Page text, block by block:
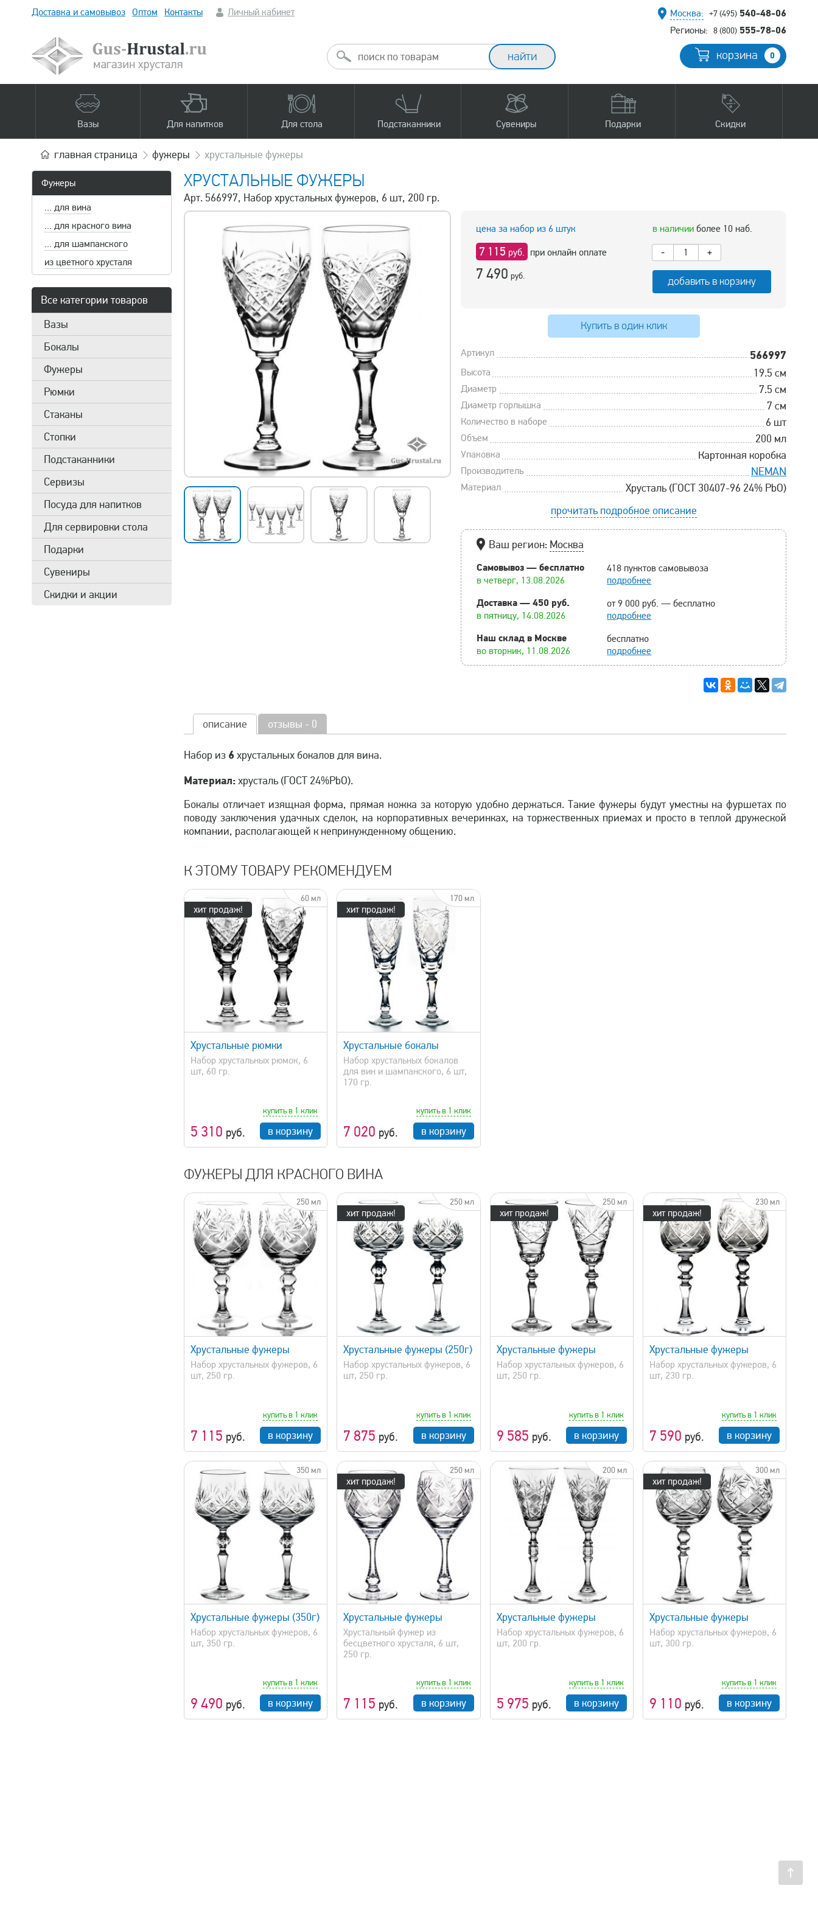
Доставка и самовывоз Оптом Контакты Личный кабинет Москва: +7 (495) 540-48-06
Регионы: 8 (800) 555-78-06
корзина 0
Вазы Для напитков Для стола Подстаканники Сувениры Подарки Скидки
главная страница фужеры хрустальные фужеры
Фужеры
... для вина
... для красного вина
... для шампанского
из цветного хрусталя
Все категории товаров
Вазы
Бокалы
Фужеры
Рюмки
Стаканы
Стопки
Подстаканники
Сервизы
Посуда для напитков
Для сервировки стола
Подарки
Сувениры
Скидки и акции
ХРУСТАЛЬНЫЕ ФУЖЕРЫ
Арт. 566997, Набор хрустальных фужеров, 6 шт, 200 гр.
цена за набор из 6 штук
7 115 руб. при онлайн оплате
7 490 руб.
в наличииболее 10 наб.
-
+
добавить в корзину
Купить в один клик
Артикул 566997
Высота 19.5 см
Диаметр 7.5 см
Диаметр горлышка 7 см
Количество в наборе 6 шт
Объем 200 мл
Упаковка Картонная коробка
Производитель NEMAN
Материал
Хрусталь (ГОСТ 30407-96 24% PbO)
прочитать подробное описание
Ваш регион: Москва
Самовывоз — бесплатно
в четверг, 13.08.2026
418 пунктов самовывоза
подробнее
Доставка — 450 руб.
в пятницу, 14.08.2026
от 9 000 руб. — бесплатно
подробнее
Наш склад в Москве
во вторник, 11.08.2026
бесплатно
подробнее
описание отзывы - 0
Набор из 6 хрустальных бокалов для вина.
Материал:хрусталь (ГОСТ 24%PbO).
Бокалы отличает изящная форма, прямая ножка за которую удобно держаться. Такие фужеры будут уместны на фуршетах по
поводу заключения удачных сделок, на корпоративных вечеринках, на торжественных приемах и просто в теплой дружеской
компании, располагающей к непринужденному общению.
К ЭТОМУ ТОВАРУ РЕКОМЕНДУЕМ
хит продаж!
60 мл
Хрустальные рюмки
Набор хрустальных рюмок, 6
шт, 60 гр.
5 310 руб.
купить в 1 клик
в корзину
хит продаж!
170 мл
быстрый просмотр
Хрустальные бокалы
Набор хрустальных бокалов
для вин и шампанского, 6 шт,
170 гр.
7 020 руб.
купить в 1 клик
в корзину
ФУЖЕРЫ ДЛЯ КРАСНОГО ВИНА
250 мл
Хрустальные фужеры
Набор хрустальных фужеров, 6
шт, 250 гр.
7 115 руб.
купить в 1 клик
в корзину
хит продаж!
250 мл
быстрый просмотр
Хрустальные фужеры (250г)
Набор хрустальных фужеров, 6
шт, 250 гр.
7 875 руб.
купить в 1 клик
в корзину
хит продаж!
250 мл
быстрый просмотр
Хрустальные фужеры
Набор хрустальных фужеров, 6
шт, 250 гр.
9 585 руб.
купить в 1 клик
в корзину
хит продаж!
230 мл
быстрый просмотр
Хрустальные фужеры
Набор хрустальных фужеров, 6
шт, 230 гр.
7 590 руб.
купить в 1 клик
в корзину
350 мл
Хрустальные фужеры (350г)
Набор хрустальных фужеров, 6
шт, 350 гр.
9 490 руб.
купить в 1 клик
в корзину
хит продаж!
250 мл
быстрый просмотр
Хрустальные фужеры
Хрустальный фужер из
бесцветного хрусталя, 6 шт,
250 гр.
7 115 руб.
купить в 1 клик
в корзину
200 мл
быстрый просмотр
Хрустальные фужеры
Набор хрустальных фужеров, 6
шт, 200 гр.
5 975 руб.
купить в 1 клик
в корзину
хит продаж!
300 мл
быстрый просмотр
Хрустальные фужеры
Набор хрустальных фужеров, 6
шт, 300 гр.
9 110 руб.
купить в 1 клик
в корзину